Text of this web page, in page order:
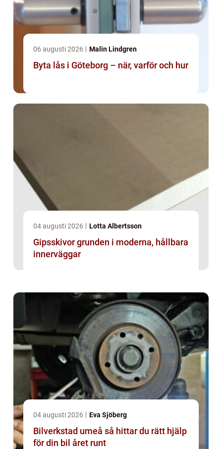
06 augusti 2026 Malin Lindgren
Byta lås i Göteborg – när, varför och hur
04 augusti 2026 Lotta Albertsson
Gipsskivor grunden i moderna, hållbara
innerväggar
04 augusti 2026 Eva Sjöberg
Bilverkstad umeå så hittar du rätt hjälp
för din bil året runt